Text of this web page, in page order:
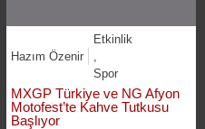
Hazım Özenir
Etkinlik
Spor
MXGP Türkiye ve NG Afyon
Motofest’te Kahve Tutkusu
Başlıyor